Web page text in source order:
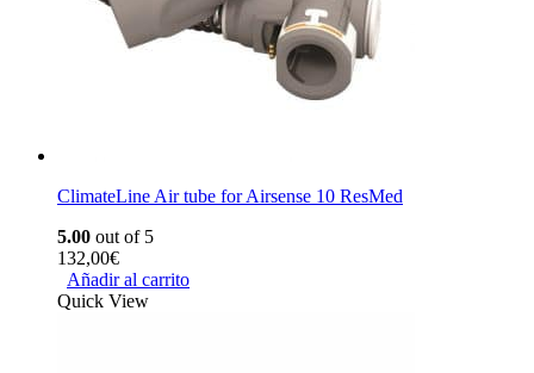
ClimateLine Air tube for Airsense 10 ResMed
5.00 out of 5
132,00€
Añadir al carrito
Quick View